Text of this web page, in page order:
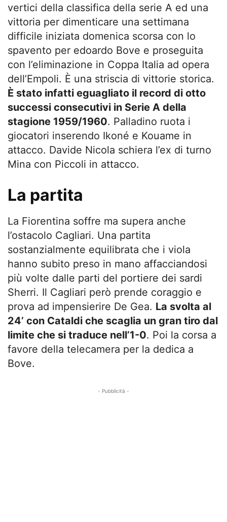
vertici della classifica della serie A ed una
vittoria per dimenticare una settimana
difficile iniziata domenica scorsa con lo
spavento per edoardo Bove e proseguita
con l’eliminazione in Coppa Italia ad opera
dell’Empoli. È una striscia di vittorie storica.
È stato infatti eguagliato il record di otto
successi consecutivi in Serie A della
stagione 1959/1960. Palladino ruota i
giocatori inserendo Ikoné e Kouame in
attacco. Davide Nicola schiera l’ex di turno
Mina con Piccoli in attacco.
La partita
La Fiorentina soffre ma supera anche
l’ostacolo Cagliari. Una partita
sostanzialmente equilibrata che i viola
hanno subito preso in mano affacciandosi
più volte dalle parti del portiere dei sardi
Sherri. Il Cagliari però prende coraggio e
prova ad impensierire De Gea. La svolta al
24’ con Cataldi che scaglia un gran tiro dal
limite che si traduce nell’1-0. Poi la corsa a
favore della telecamera per la dedica a
Bove.
- Pubblicità -